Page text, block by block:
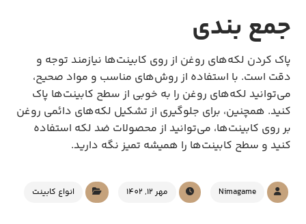
جمع بندی
پاک کردن لکه‌های روغن از روی کابینت‌ها نیازمند توجه و
دقت است. با استفاده از روش‌های مناسب و مواد صحیح،
می‌توانید لکه‌های روغن را به خوبی از سطح کابینت‌ها پاک
کنید. همچنین، برای جلوگیری از تشکیل لکه‌های دائمی روغن
بر روی کابینت‌ها، می‌توانید از محصولات ضد لکه استفاده
کنید و سطح کابینت‌ها را همیشه تمیز نگه دارید.
Nimagame مهر 12, 1402 انواع کابینت